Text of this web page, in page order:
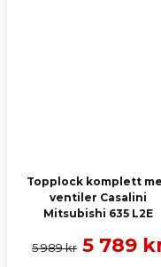
Topplock komplett
ventiler Casalini
Mitsubishi 635 L2E
5 989 kr 5 789